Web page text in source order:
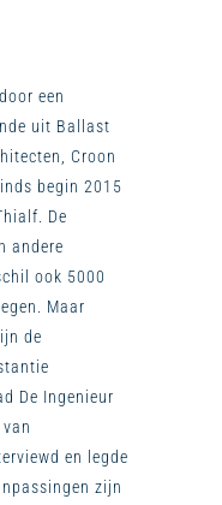
een
uit Ballast
Croon
begin 2015
De
andere
ook 5000
Maar
de
De Ingenieur
en legde
zijn